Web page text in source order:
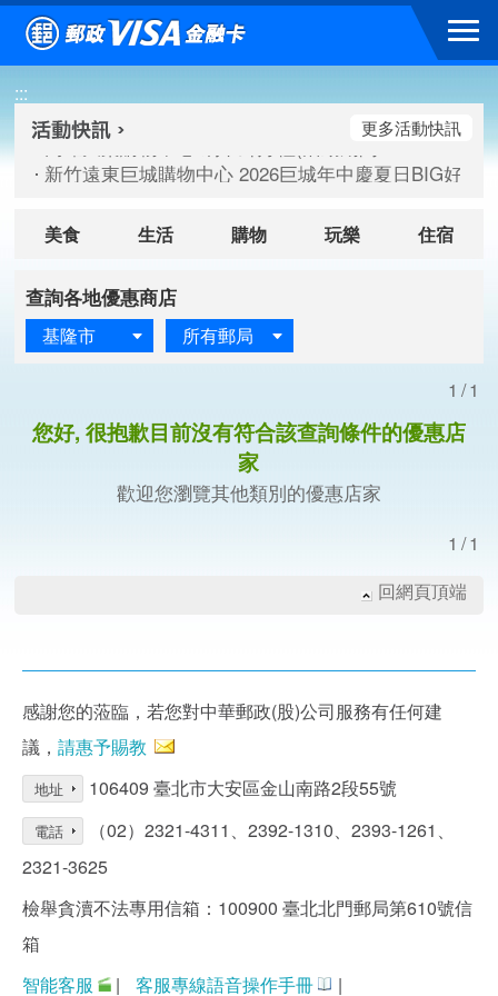
跳到主要內容區塊
:::
高雄大樂購物中心 刷卡郵好禮(活動期間：115/08/07-
臺北三創生活 有點東西第2波 刷卡郵好禮(活動期間：
高雄大樂購物中心 刷卡郵好禮(活動期間：115/08/07-
新竹遠東巨城購物中心 2026巨城年中慶夏日BIG好刷(
更多活動快訊
美食 生活 購物 玩樂 住宿
查詢各地優惠商店
基隆市 所有郵局
1/1
您好, 很抱歉目前沒有符合該查詢條件的優惠店
家
歡迎您瀏覽其他類別的優惠店家
1/1
回網頁頂端
感謝您的蒞臨，若您對中華郵政(股)公司服務有任何建
議， 請惠予賜教
地址 106409 臺北市大安區金山南路2段55號
電話
（02）2321-4311、2392-1310、2393-1261、
2321-3625
檢舉貪瀆不法專用信箱：100900 臺北北門郵局第610號信
箱
智能客服
| 客服專線語音操作手冊 |